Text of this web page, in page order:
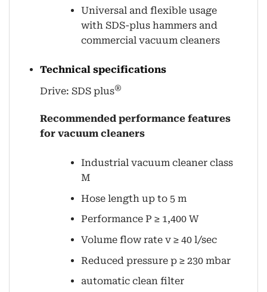
Universal and flexible usage
with SDS-plus hammers and
commercial vacuum cleaners
Technical specifications
Drive: SDS plus®
Recommended performance features
for vacuum cleaners
Industrial vacuum cleaner class
M
Hose length up to 5 m
Performance P ≥ 1,400 W
Volume flow rate v ≥ 40 l/sec
Reduced pressure p ≥ 230 mbar
automatic clean filter